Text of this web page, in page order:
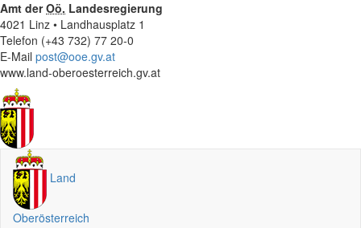
Amt derOö. Landesregierung
4021 Linz • Landhausplatz 1
Telefon (+43 732) 77 20-0
E-Mail post@ooe.gv.at
www.land-oberoesterreich.gv.at
Land
Oberösterreich